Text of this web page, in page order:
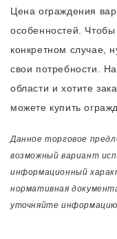
Цена ограждения
особенностей. Чтобы
конкретном случае,
свои потребности.
области и хотите
можете купить
Данное торговое
возможный вариант
информационный
нормативная
уточняйте